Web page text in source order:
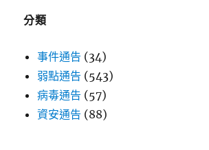
分類
事件通告 (34)
弱點通告 (543)
病毒通告 (57)
資安通告 (88)